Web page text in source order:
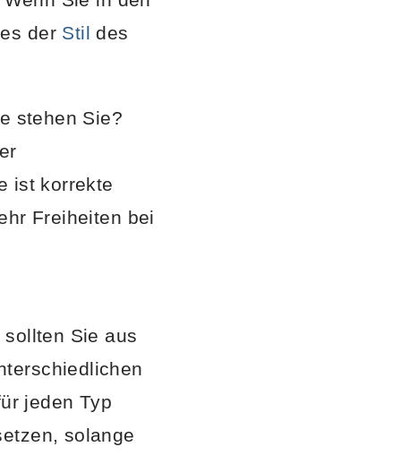
der Stil des
stehen Sie?
ist korrekte
Freiheiten bei
Sie aus
jeden Typ
solange